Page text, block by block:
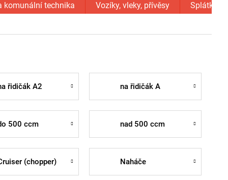
komunální technika Vozíky, vleky, přívěsy Splátky
řidičák A2 na řidičák A
500 ccm nad 500 ccm
(chopper) Naháče